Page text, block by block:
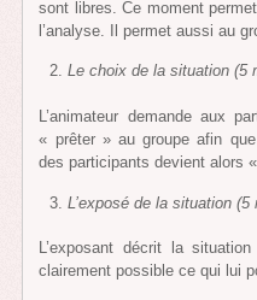
sont libres. Ce moment
l’analyse. Il permet aussi au
Le choix de la situation (5
L’animateur demande aux
« prêter » au groupe afin
des participants devient alors «
L’exposé de la situation
L’exposant décrit la
clairement possible ce qui lui